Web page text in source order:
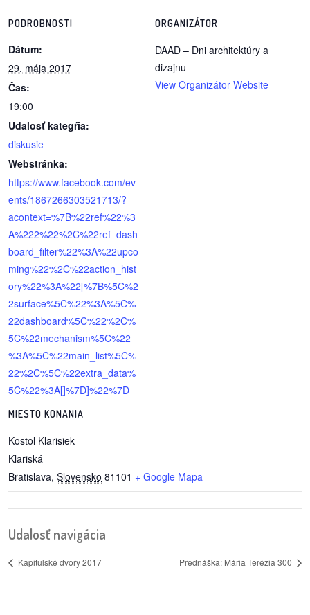
o
nás
podporte
nás
podporili
nás
autorské
zázemie
kontaktujte
nás
PODROBNOSTI
Dátum:
29. mája 2017
Čas:
19:00
Udalosť kategŕia:
diskusie
Webstránka:
https://www.facebook.com/ev
ents/1867266303521713/?
acontext=%7B%22ref%22%3
A%222%22%2C%22ref_dash
board_filter%22%3A%22upco
ming%22%2C%22action_hist
ory%22%3A%22[%7B%5C%2
2surface%5C%22%3A%5C%
22dashboard%5C%22%2C%
5C%22mechanism%5C%22
%3A%5C%22main_list%5C%
22%2C%5C%22extra_data%
5C%22%3A[]%7D]%22%7D
MIESTO KONANIA
Kostol Klarisiek
Klariská
Bratislava, Slovensko 81101 + Google Mapa
ORGANIZÁTOR
DAAD – Dni architektúry a
dizajnu
View Organizátor Website
Udalosť navigácia
Kapitulské dvory 2017 Prednáška: Mária Terézia 300